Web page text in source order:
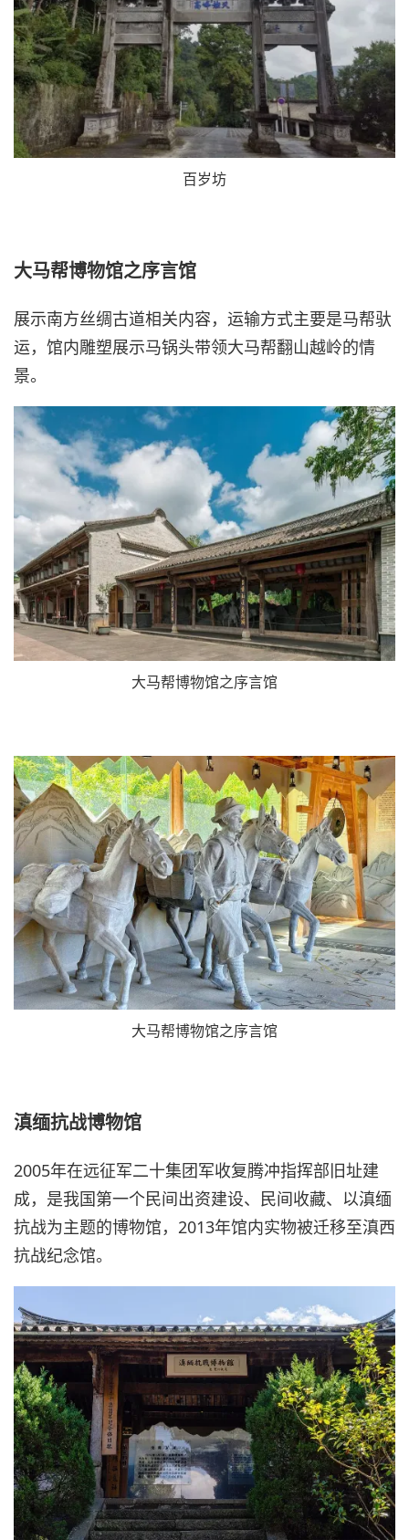
百岁坊
大马帮博物馆之序言馆
展示南方丝绸古道相关内容，运输方式主要是马帮驮
运，馆内雕塑展示马锅头带领大马帮翻山越岭的情
景。
大马帮博物馆之序言馆
大马帮博物馆之序言馆
滇缅抗战博物馆
2005年在远征军二十集团军收复腾冲指挥部旧址建
成，是我国第一个民间出资建设、民间收藏、以滇缅
抗战为主题的博物馆，2013年馆内实物被迁移至滇西
抗战纪念馆。